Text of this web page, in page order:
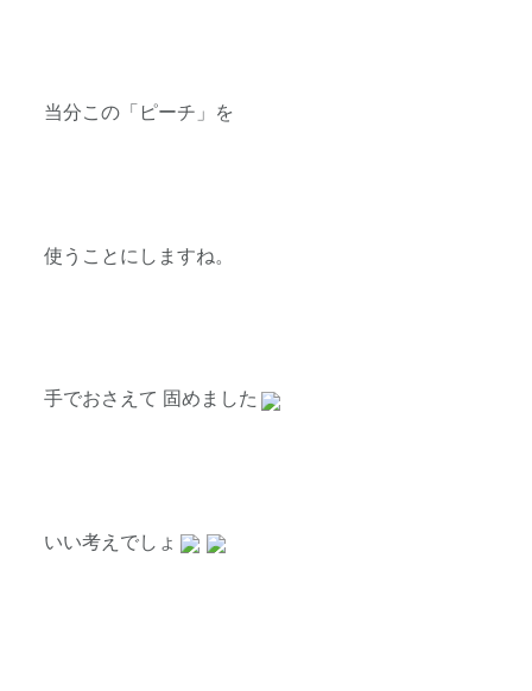
当分この「ピーチ」を
使うことにしますね。
手でおさえて 固めました
いい考えでしょ